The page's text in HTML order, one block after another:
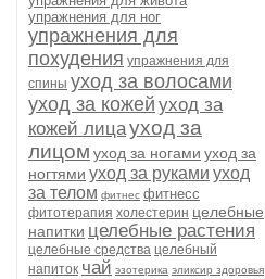
упражнения для ног
упражнения для
похудения упражнения для
спины уход за волосами
уход за кожей уход за
кожей лицауход за
лицом уход за ногами уход за
ногтями уход за руками уход
за телом фитнес фитнесс
фитотерапия холестерин целебные
напитки целебные растения
целебные средства целебный
напиток чай эзотерика эликсир здоровья